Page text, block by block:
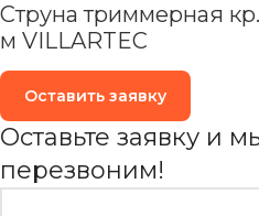
Cтруна триммерная
м VILLARTEC
Оставить заявку
Оставьте заявку и
перезвоним!